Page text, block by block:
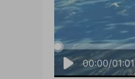
00:00/01:01